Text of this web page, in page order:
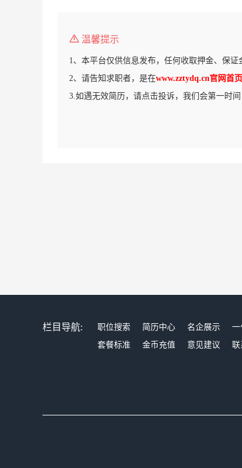
温馨提示
1、本平台仅供信息发布，任何收取押金、保证
2、请告知求职者，是在www.zztydq.cn官网首页
3.如遇无效简历，请点击投诉，我们会第一时间
栏目导航: 职位搜索 简历中心 名企展示 一
套餐标准
金币充值 意见建议 联